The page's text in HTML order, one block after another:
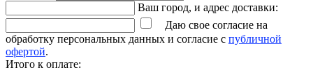
Ваш город, и адрес доставки:
Даю свое согласие на
обработку персональных данных и согласие с публичной
офертой.
Итого к оплате: